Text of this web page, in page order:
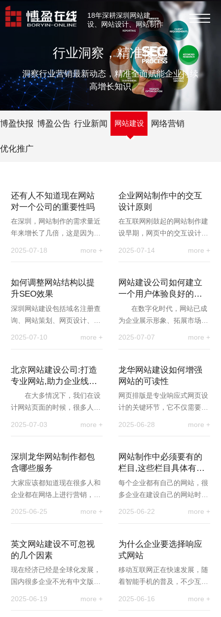
18年深耕深圳网站建
设、网站设计、网站制作
行业洞察，精准传达
洞察行业营销最新动态，精准全面赋能企业持续
高增长知识
博盈快报 博盈公告 行业新闻 网站建设 网络营销
优化推广
还有人不知道现在网站
对一个公司的重要性吗
在深圳，网站制作的需求量近
年来增长了几倍，这是因为他
2025-07-18 more +
企业网站制作中的交互
设计原则
在互联网刚鼓起的网站制作建
设早期，网页中的交互设计都
2025-07-14 more +
如何调整网站结构以提
升SEO效果
深圳网站建设包括域名注册查
询、网站策划、网页设计、网
2025-07-10 more +
网站建设公司如何建立
一个用户体验良好的网
在数字化时代，网站已成
为企业展示形象、拓展市场的
2025-07-07 more +
北京网站建设公司:打造
专业网站,助力企业线上
腾飞
在大多情况下，我们在设
计网站页面的时候，很多人都
2025-07-03 more +
龙华网站建设如何增强
网站的可读性
网页排版是专业响应式网页设
计的关键环节，它不仅需要大
2025-06-28 more +
深圳龙华网站制作都包
含哪些服务
大家应该都知道现在很多人和
企业都在网络上进行营销，营
2025-06-25 more +
网站制作中必须要有的
栏目,这些栏目具体有什
么作用呢?
每个企业都有自己的网站，很
多企业在建设自己的网站时候
2025-06-22 more +
英文网站建设不可忽视
的几个因素
现在经济已经是全球化发展，
国内很多企业不光有中文版网
2025-06-19 more +
为什么企业要选择响应
式网站
移动互联网正在快速发展，随
着智能手机的普及，不少互联
2025-06-16 more +